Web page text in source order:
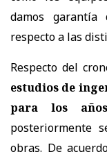
damos
respecto a las
Respecto del
estudios de
para los
posteriormente
obras. De